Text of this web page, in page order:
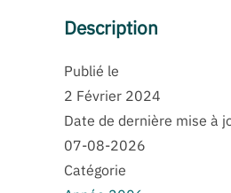
Description
Publié le
2 Février 2024
Date de dernière mise à
07-08-2026
Catégorie